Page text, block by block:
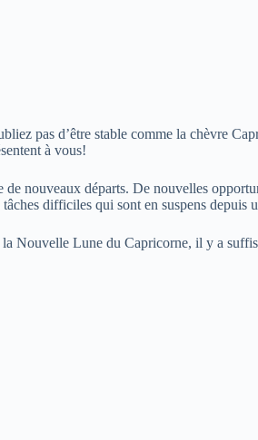
pas d’être stable comme la chèvre
à vous!
nouveaux départs. De nouvelles
difficiles qui sont en suspens
Nouvelle Lune du Capricorne, il y a